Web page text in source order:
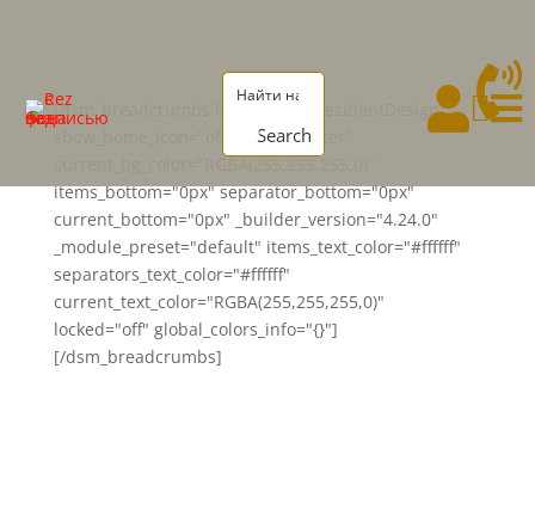
Search


[dsm_breadcrumbs home_text="RezidentDesign"
show_home_icon="off" align="center"
current_bg_color="RGBA(255,255,255,0)"
items_bottom="0px" separator_bottom="0px"
current_bottom="0px" _builder_version="4.24.0"
_module_preset="default" items_text_color="#ffffff"
separators_text_color="#ffffff"
current_text_color="RGBA(255,255,255,0)"
locked="off" global_colors_info="{}"]
[/dsm_breadcrumbs]